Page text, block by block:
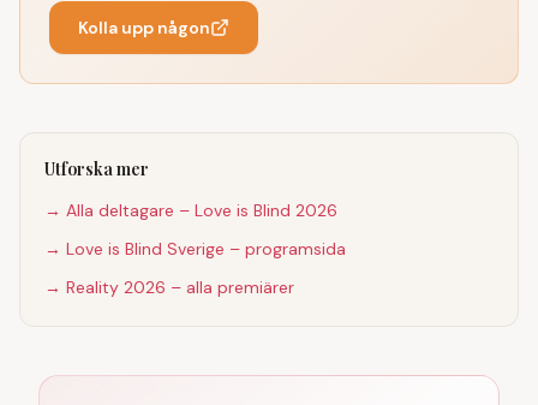
Kolla upp någon
Utforska mer
→ Alla deltagare – Love is Blind 2026
→ Love is Blind Sverige – programsida
→ Reality 2026 – alla premiärer